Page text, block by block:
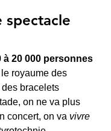
spectacle
à 20 000 personnes
royaume des
bracelets
on ne va plus
concert, on va vivre